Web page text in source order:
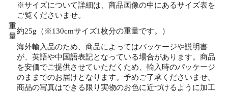
※サイズについて詳細は、商品画像の中にあるサイズ表を
ご覧くださいませ。
重
量
約25g（※130cmサイズ1枚分の重量です。）
海外輸入品のため、商品によってはパッケージや説明書
が、英語や中国語表記となっている場合があります。商品
を安価でご提供させていただくため、輸入時のパッケージ
のままでのお届けとなります。予めご了承くださいませ。
商品の写真はできる限り実物のお色に近づけるように加工